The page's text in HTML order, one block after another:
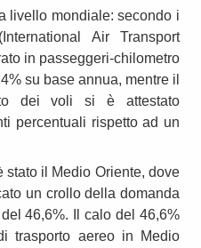
livello mondiale: secondo i
Air Transport
in passeggeri-chilometro
su base annua, mentre il
dei voli si è attestato
percentuali rispetto ad un
stato il Medio Oriente, dove
un crollo della domanda
46,6%. Il calo del 46,6%
trasporto aereo in Medio